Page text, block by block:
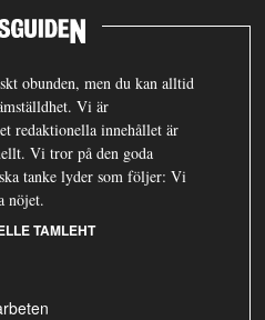
obunden, men du kan alltid
Vi är
redaktionella innehållet är
Vi tror på den goda
tanke lyder som följer: Vi
nöjet.
TAMLEHT